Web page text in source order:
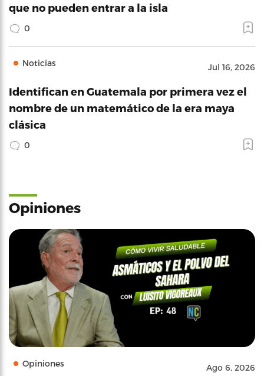
que no pueden entrar a la isla
0
Noticias Jul 16, 2026
Identifican en Guatemala por primera vez el
nombre de un matemático de la era maya
clásica
0
Opiniones
Opiniones Ago 6, 2026